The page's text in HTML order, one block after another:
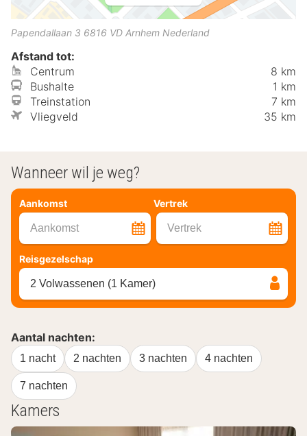
Papendallaan 3 6816 VD Arnhem Nederland
Afstand tot:
Centrum
8 km
Bushalte
1 km
Treinstation
7 km
Vliegveld
35 km
Wanneer wil je weg?
Aankomst Vertrek
Aankomst Vertrek
Reisgezelschap
2 Volwassenen (1 Kamer)
Aantal nachten:
1 nacht 2 nachten 3 nachten 4 nachten
7 nachten
Kamers